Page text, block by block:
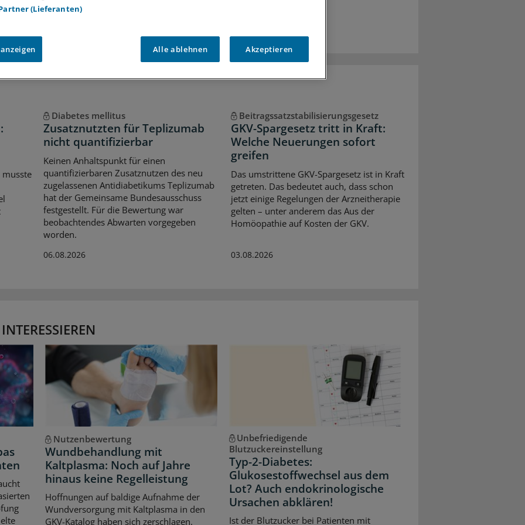
Voraussetzungen für den Zugang
musste
Diabetes mellitus
Zusatznutzten für Teplizumab
nicht quantifizierbar
Keinen Anhaltspunkt für einen
quantifizierbaren Zusatznutzen des neu
zugelassenen Antidiabetikums Teplizumab
hat der Gemeinsame Bundesausschuss
festgestellt. Für die Bewertung war
beobachtendes Abwarten vorgegeben
worden.
06.08.2026
Beitragssatzstabilisierungsgesetz
GKV-Spargesetz tritt in Kraft:
Welche Neuerungen sofort
greifen
Das umstrittene GKV-Spargesetz ist in Kraft
getreten. Das bedeutet auch, dass schon
jetzt einige Regelungen der Arzneitherapie
gelten – unter anderem das Aus der
Homöopathie auf Kosten der GKV.
03.08.2026
Nutzenbewertung
Wundbehandlung mit
Kaltplasma: Noch auf Jahre
hinaus keine Regelleistung
Hoffnungen auf baldige Aufnahme der
Wundversorgung mit Kaltplasma in den
GKV-Katalog haben sich zerschlagen.
Unbefriedigende
Blutzuckereinstellung
Typ-2-Diabetes:
Glukosestoffwechsel aus dem
Lot? Auch endokrinologische
Ursachen abklären!
Ist der Blutzucker bei Patienten mit
(Lieferanten)
Alle ablehnen Akzeptieren